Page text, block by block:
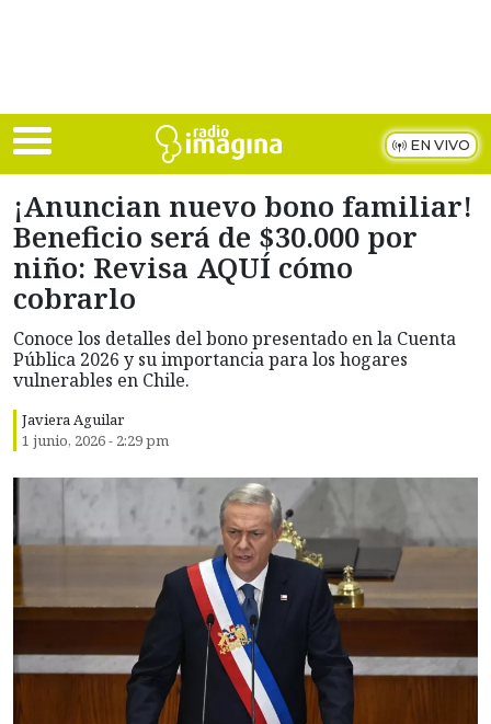
EN VIVO
¡Anuncian nuevo bono familiar!
Beneficio será de $30.000 por
niño: Revisa AQUÍ cómo
cobrarlo
Conoce los detalles del bono presentado en la Cuenta
Pública 2026 y su importancia para los hogares
vulnerables en Chile.
Javiera Aguilar
1 junio, 2026 - 2:29 pm